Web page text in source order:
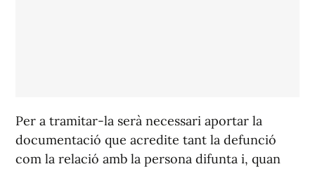
Per a tramitar-la serà necessari aportar la
documentació que acredite tant la defunció
com la relació amb la persona difunta i, quan